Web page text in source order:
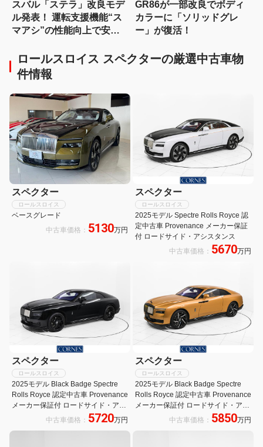
スバル「ステラ」改良モデ
ル発表！ 運転支援機能“ス
マアシ”の性能向上で安心
GR86が一部改良でボディ
カラーに「ソリッドグレ
ー」が復活！
ロールスロイス スペクターの厳選中古車物
件情報
スペクター
ロールスロイス
ベースグレード
中古車価格： 5130万円
スペクター
ロールスロイス
2025モデル Spectre Rolls Royce 認
定中古車 Provenance メーカー保証
付 ロードサイド・アシスタンス
中古車価格： 5670万円
スペクター
ロールスロイス
2025モデル Black Badge Spectre
Rolls Royce 認定中古車 Provenance
メーカー保証付 ロードサイド・アシ
中古車価格： 5720万円
スペクター
ロールスロイス
2025モデル Black Badge Spectre
Rolls Royce 認定中古車 Provenance
メーカー保証付 ロードサイド・アシ
中古車価格： 5850万円